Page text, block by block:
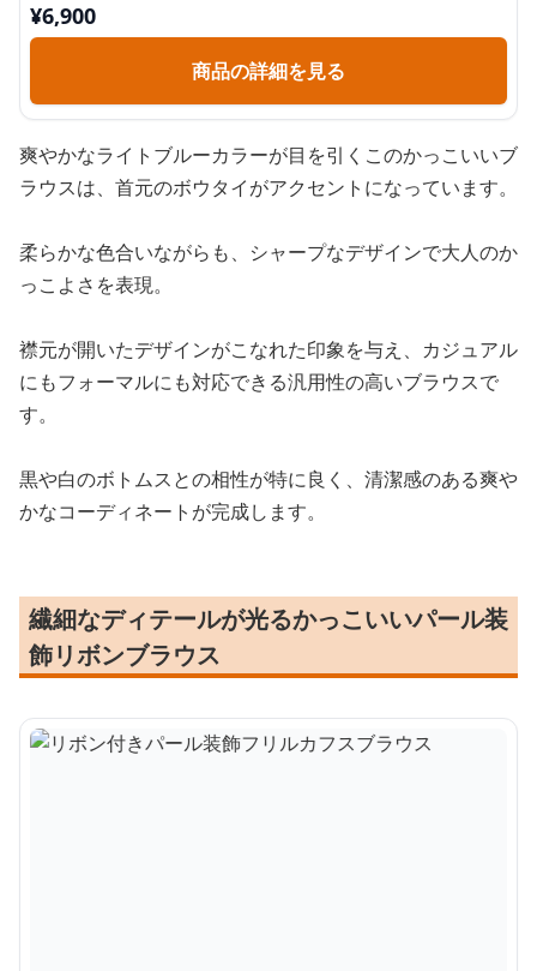
¥6,900
商品の詳細を見る
爽やかなライトブルーカラーが目を引くこのかっこいいブ
ラウスは、首元のボウタイがアクセントになっています。
柔らかな色合いながらも、シャープなデザインで大人のか
っこよさを表現。
襟元が開いたデザインがこなれた印象を与え、カジュアル
にもフォーマルにも対応できる汎用性の高いブラウスで
す。
黒や白のボトムスとの相性が特に良く、清潔感のある爽や
かなコーディネートが完成します。
繊細なディテールが光るかっこいいパール装
飾リボンブラウス